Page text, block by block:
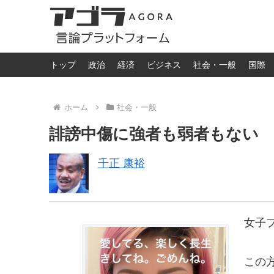
トップ 政治 経済 ビジネス 社会・一般 国際
ホーム 社会・一般
誹謗中傷に強者も弱者もない
千正 康裕
女子
この